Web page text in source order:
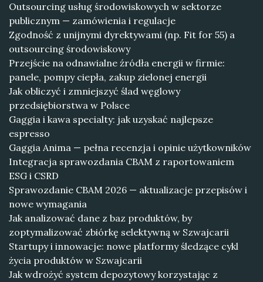
Outsourcing usług środowiskowych w sektorze
publicznym — zamówienia i regulacje
Zgodność z unijnymi dyrektywami (np. Fit for 55) a
outsourcing środowiskowy
Przejście na odnawialne źródła energii w firmie:
panele, pompy ciepła, zakup zielonej energii
Jak obliczyć i zmniejszyć ślad węglowy
przedsiębiorstwa w Polsce
Gaggia i kawa specialty: jak uzyskać najlepsze
espresso
Gaggia Anima — pełna recenzja i opinie użytkowników
Integracja sprawozdania CBAM z raportowaniem
ESG i CSRD
Sprawozdanie CBAM 2026 — aktualizacje przepisów i
nowe wymagania
Jak analizować dane z baz produktów, by
zoptymalizować zbiórkę selektywną w Szwajcarii
Startupy i innowacje: nowe platformy śledzące cykl
życia produktów w Szwajcarii
Jak wdrożyć system depozytowy korzystając z